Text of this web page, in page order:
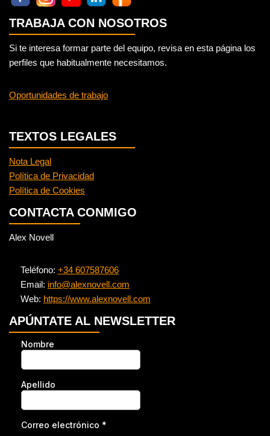
TRABAJA CON NOSOTROS
Si te interesa formar parte del equipo, revisa en esta página los
perfiles que habitualmente necesitamos.
Oportunidades de trabajo
TEXTOS LEGALES
Nota Legal
Política de Privacidad
Política de Cookies
CONTACTA CONMIGO
Alex Novell
Teléfono: +34 607587606
Email: info@alexnovell.com
Web: https://www.alexnovell.com
APÚNTATE AL NEWSLETTER